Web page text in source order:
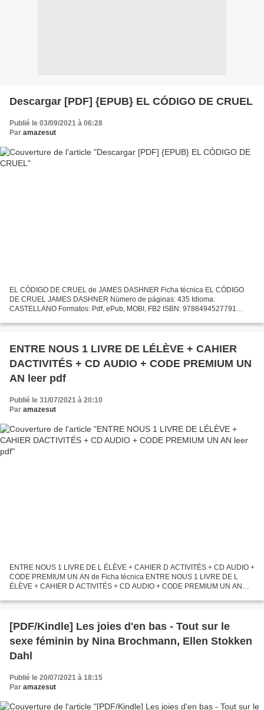
Descargar [PDF] {EPUB} EL CÓDIGO DE CRUEL
Publié le 03/09/2021 à 06:28
Par amazesut
EL CÓDIGO DE CRUEL de JAMES DASHNER Ficha técnica EL CÓDIGO
DE CRUEL JAMES DASHNER Número de páginas: 435 Idioma:
CASTELLANO Formatos: Pdf, ePub, MOBI, FB2 ISBN: 9788494527791
gratis Descarga...
ENTRE NOUS 1 LIVRE DE LÉLÈVE + CAHIER
DACTIVITÉS + CD AUDIO + CODE PREMIUM UN
AN leer pdf
Publié le 31/07/2021 à 20:10
Par amazesut
ENTRE NOUS 1 LIVRE DE L ÉLÈVE + CAHIER D ACTIVITÉS + CD AUDIO +
CODE PREMIUM UN AN de Ficha técnica ENTRE NOUS 1 LIVRE DE L
ÉLÈVE + CAHIER D ACTIVITÉS + CD AUDIO + CODE PREMIUM UN AN
FB2...
[PDF/Kindle] Les joies d'en bas - Tout sur le
sexe féminin by Nina Brochmann, Ellen Stokken
Dahl
Publié le 20/07/2021 à 18:15
Par amazesut